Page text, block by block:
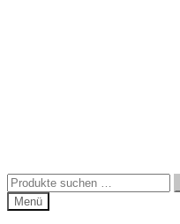
Suchen
nach:
Menü